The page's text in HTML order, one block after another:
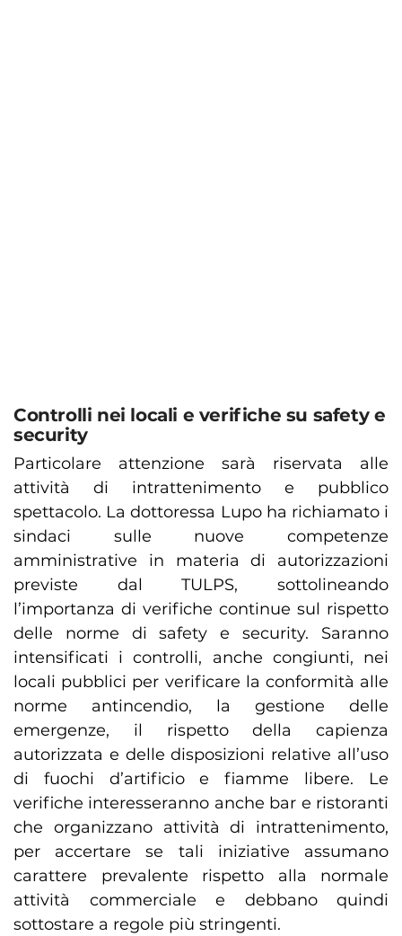
Controlli nei locali e verifiche su safety e
security
Particolare attenzione sarà riservata alle
attività di intrattenimento e pubblico
spettacolo. La dottoressa Lupo ha richiamato i
sindaci sulle nuove competenze
amministrative in materia di autorizzazioni
previste dal TULPS, sottolineando
l’importanza di verifiche continue sul rispetto
delle norme di safety e security. Saranno
intensificati i controlli, anche congiunti, nei
locali pubblici per verificare la conformità alle
norme antincendio, la gestione delle
emergenze, il rispetto della capienza
autorizzata e delle disposizioni relative all’uso
di fuochi d’artificio e fiamme libere. Le
verifiche interesseranno anche bar e ristoranti
che organizzano attività di intrattenimento,
per accertare se tali iniziative assumano
carattere prevalente rispetto alla normale
attività commerciale e debbano quindi
sottostare a regole più stringenti.